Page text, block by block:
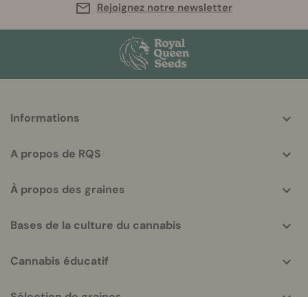
Rejoignez notre newsletter
helpful
Informations
A propos de RQS
À propos des graines
Bases de la culture du cannabis
Cannabis éducatif